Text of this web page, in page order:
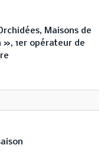
Maisons de
», 1er opérateur de